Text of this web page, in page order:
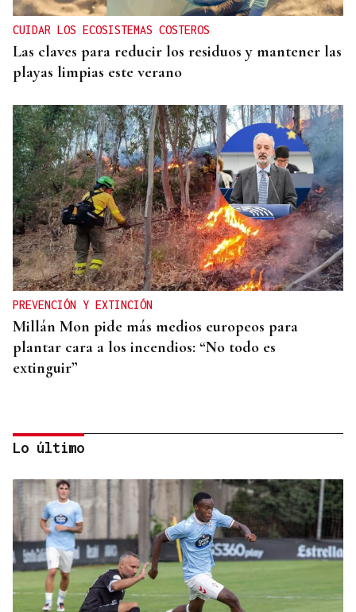
CUIDAR LOS ECOSISTEMAS COSTEROS
Las claves para reducir los residuos y mantener las
playas limpias este verano
PREVENCIÓN Y EXTINCIÓN
Millán Mon pide más medios europeos para
plantar cara a los incendios: “No todo es
extinguir”
BATERÍA DE MEDIDAS
Lo último